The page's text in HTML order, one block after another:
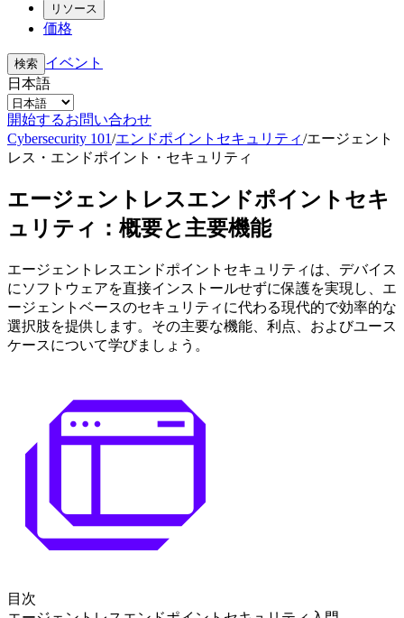
リソース
価格
検索 イベント
日本語
開始するお問い合わせ
Cybersecurity 101/エンドポイントセキュリティ/エージェント
レス・エンドポイント・セキュリティ
エージェントレスエンドポイントセキ
ュリティ：概要と主要機能
エージェントレスエンドポイントセキュリティは、デバイス
にソフトウェアを直接インストールせずに保護を実現し、エ
ージェントベースのセキュリティに代わる現代的で効率的な
選択肢を提供します。その主要な機能、利点、およびユース
ケースについて学びましょう。
目次